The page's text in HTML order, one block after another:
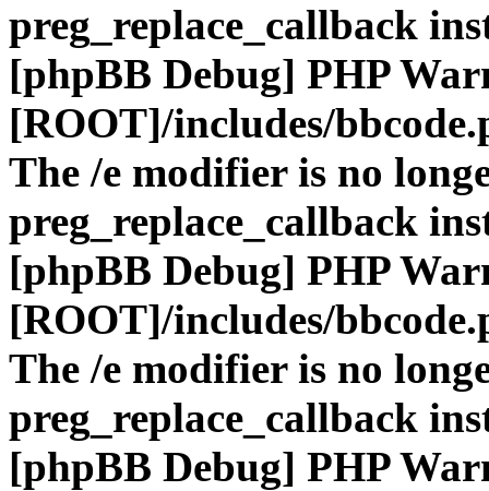
preg_replace_callback
[phpBB Debug] PHP
[ROOT]/includes/
The /e modifier is no
preg_replace_callback
[phpBB Debug] PHP
[ROOT]/includes/
The /e modifier is no
preg_replace_callback
[phpBB Debug] PHP